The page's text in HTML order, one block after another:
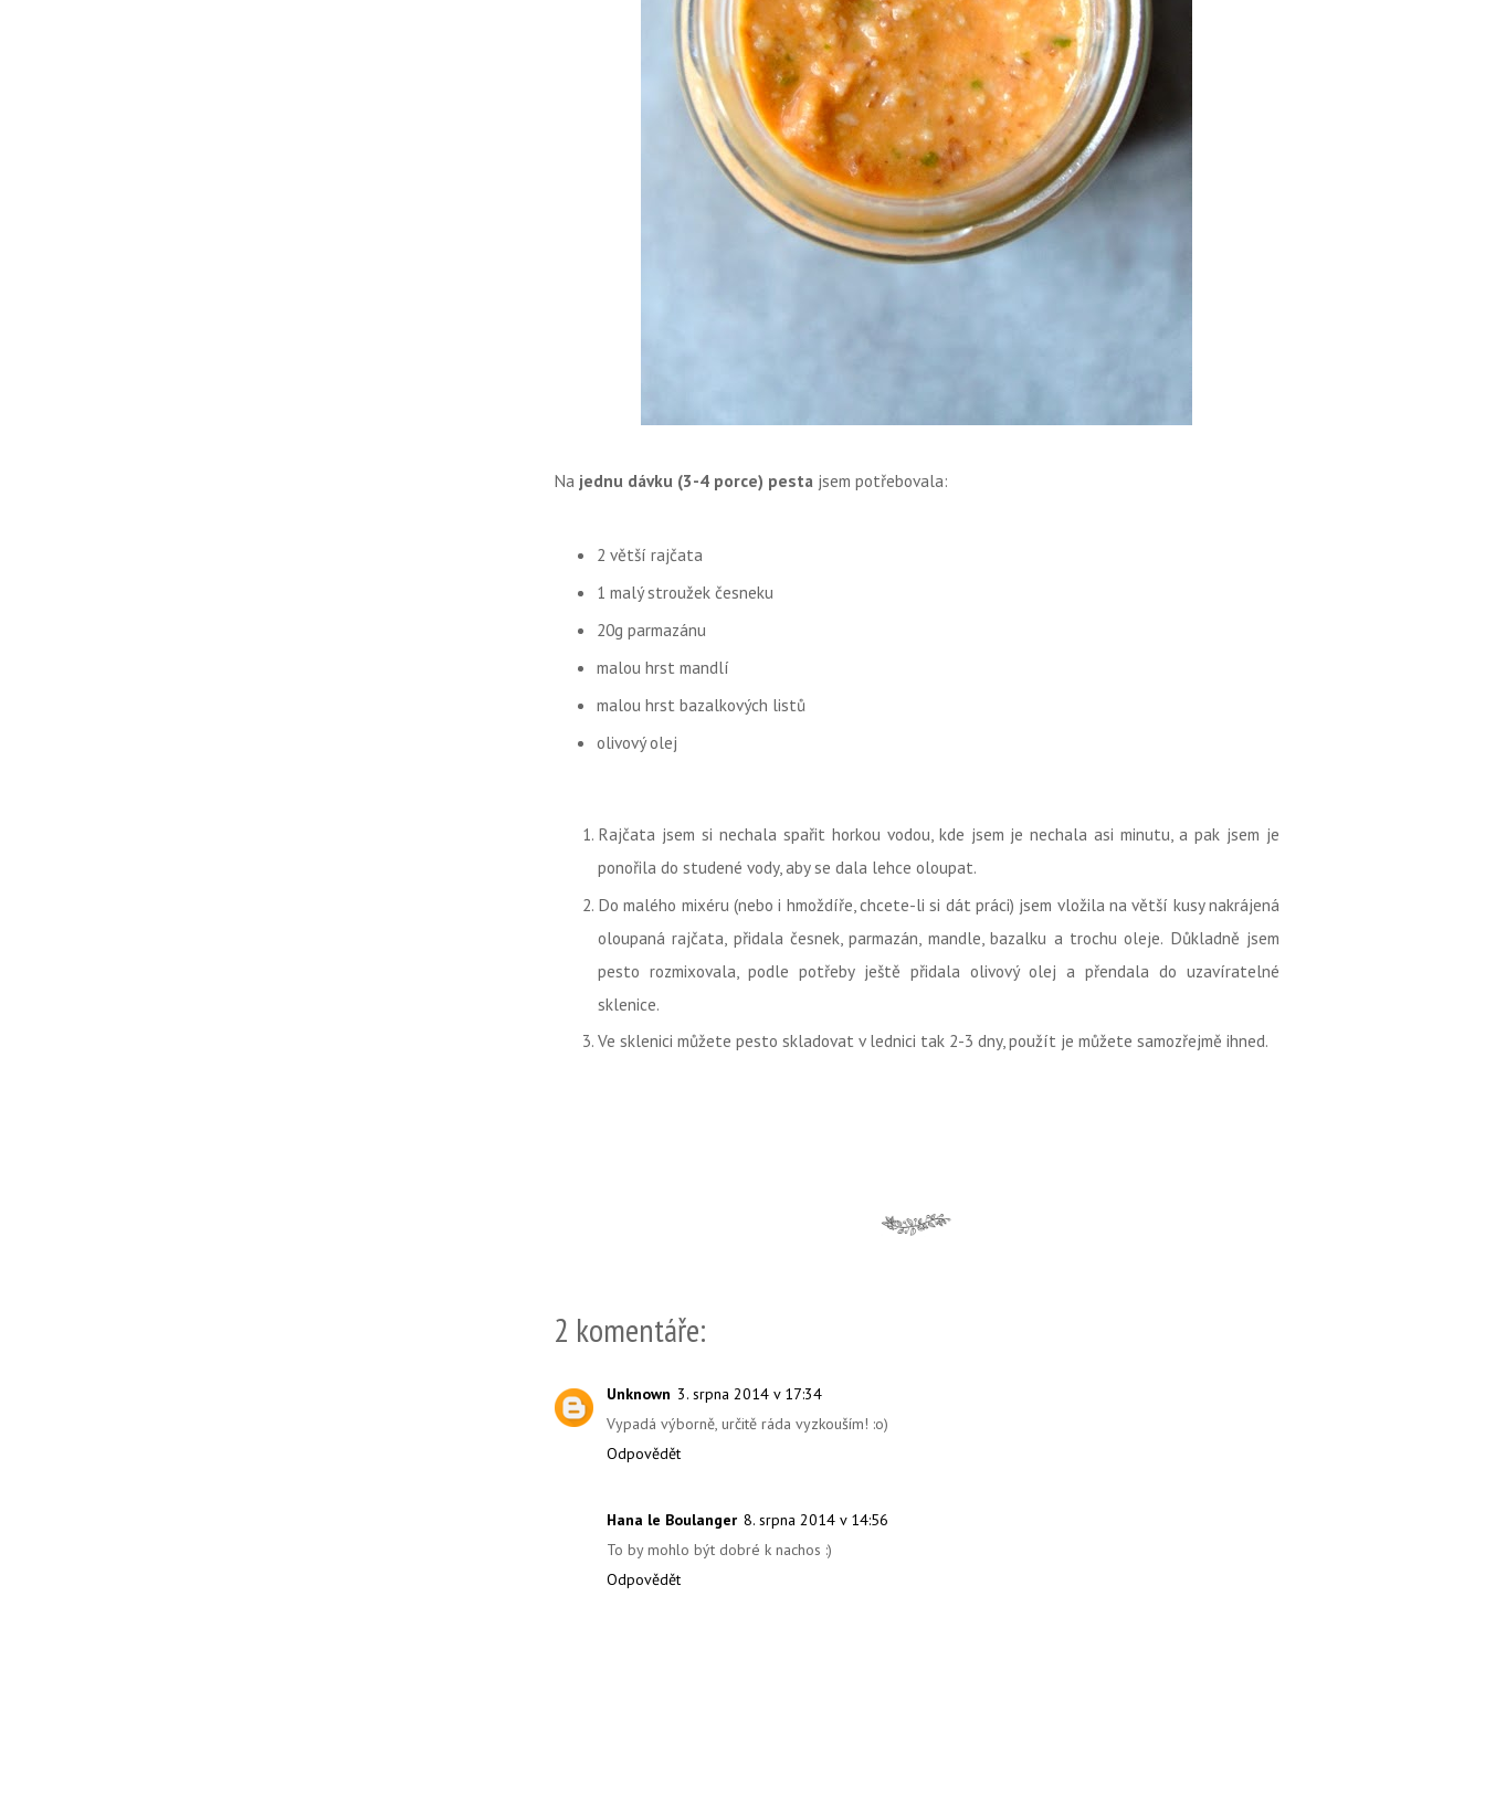
Na jednu dávku (3-4 porce) pesta jsem potřebovala:
2 větší rajčata
1 malý stroužek česneku
20g parmazánu
malou hrst mandlí
malou hrst bazalkových listů
olivový olej
Rajčata jsem si nechala spařit horkou vodou, kde jsem je nechala asi minutu, a pak jsem je
ponořila do studené vody, aby se dala lehce oloupat.
Do malého mixéru (nebo i hmoždíře, chcete-li si dát práci) jsem vložila na větší kusy nakrájená
oloupaná rajčata, přidala česnek, parmazán, mandle, bazalku a trochu oleje. Důkladně jsem
pesto rozmixovala, podle potřeby ještě přidala olivový olej a přendala do uzavíratelné
sklenice.
Ve sklenici můžete pesto skladovat v lednici tak 2-3 dny, použít je můžete samozřejmě ihned.
2 komentáře:
Unknown 3. srpna 2014 v 17:34
Vypadá výborně, určitě ráda vyzkouším! :o)
Odpovědět
Hana le Boulanger 8. srpna 2014 v 14:56
To by mohlo být dobré k nachos :)
Odpovědět